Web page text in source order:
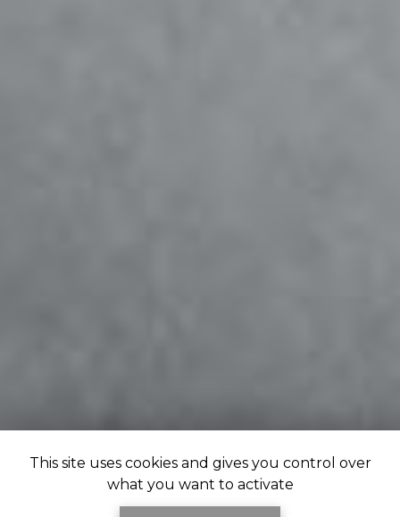
This site uses cookies and gives you control over
what you want to activate